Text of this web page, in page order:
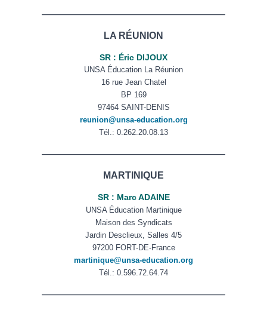
——————————————————————
LA RÉUNION
SR : Éric DIJOUX
UNSA Éducation La Réunion
16 rue Jean Chatel
BP 169
97464 SAINT-DENIS
reunion@unsa-education.org
Tél.: 0.262.20.08.13
——————————————————————
MARTINIQUE
SR : Marc ADAINE
UNSA Éducation Martinique
Maison des Syndicats
Jardin Desclieux, Salles 4/5
97200 FORT-DE-France
martinique@unsa-education.org
Tél.: 0.596.72.64.74
——————————————————————